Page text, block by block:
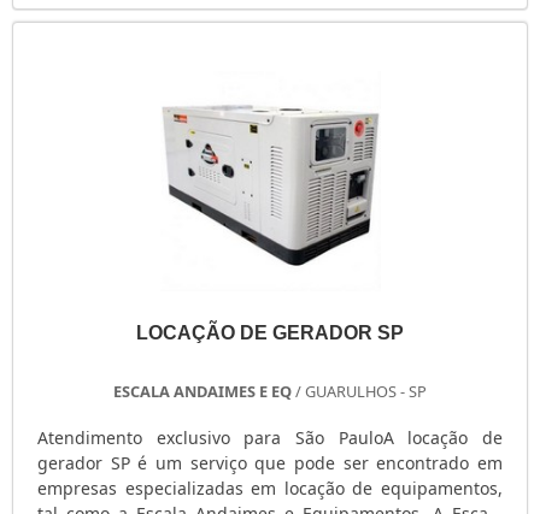
LOCAÇÃO DE GERADOR SP
ESCALA ANDAIMES E EQ/ GUARULHOS - SP
Atendimento exclusivo para São PauloA locação de
gerador SP é um serviço que pode ser encontrado em
empresas especializadas em locação de equipamentos,